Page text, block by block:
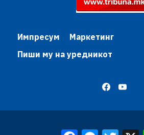
Импресум
Маркетинг
Пиши му на уредникот